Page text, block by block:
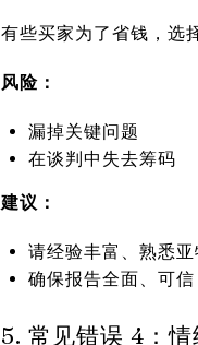
有些买家为了省钱，选
风险：
漏掉关键问题
在谈判中失去筹码
建议：
请经验丰富、熟悉
确保报告全面、可信
5. 常见错误 4：情